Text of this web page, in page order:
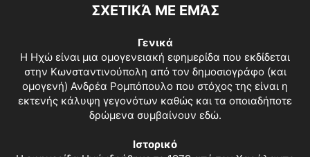
ΣΧΕΤΙΚΆ ΜΕ ΕΜΆΣ
Γενικά
Η Ηχώ είναι μια ομογενειακή εφημερίδα που εκδίδεται
στην Κωνσταντινούπολη από τον δημοσιογράφο (και
ομογενή) Ανδρέα Ρομπόπουλο που στόχος της είναι η
εκτενής κάλυψη γεγονότων καθώς και τα οποιαδήποτε
δρώμενα συμβαίνουν εδώ.
Ιστορικό